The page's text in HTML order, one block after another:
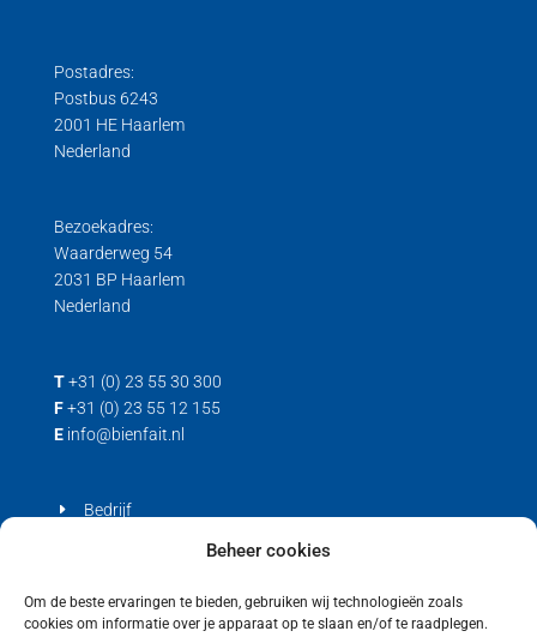
Beheer cookies
Om de beste ervaringen te bieden, gebruiken wij technologieën zoals
cookies om informatie over je apparaat op te slaan en/of te raadplegen.
Postadres:
Postbus 6243
2001 HE Haarlem
Nederland
Bezoekadres:
Waarderweg 54
2031 BP Haarlem
Nederland
T +31 (0) 23 55 30 300
F +31 (0) 23 55 12 155
E info@bienfait.nl
Bedrijf